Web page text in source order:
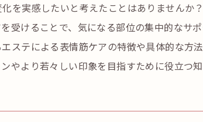
を実感したいと考えたことはありません
受けることで、気になる部位の集中的な
ステによる表情筋ケアの特徴や具体的な
やより若々しい印象を目指すために役立つ